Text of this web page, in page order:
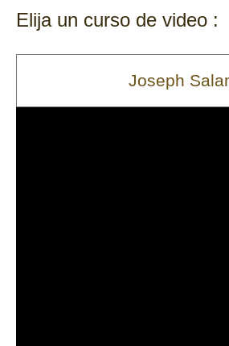
Elija un curso de video :